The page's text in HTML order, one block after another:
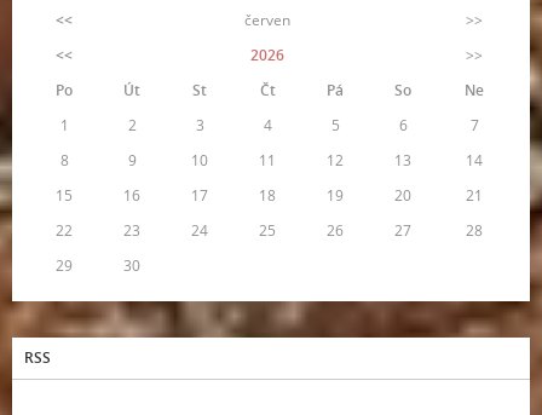
<< červen
>>
<<
2026
>>
Po
Út St Čt Pá So
Ne
1
2 3 4 5 6
7
8
9 10 11 12 13
14
15
16 17 18 19 20
21
22
23 24 25 26 27
28
29
30
RSS